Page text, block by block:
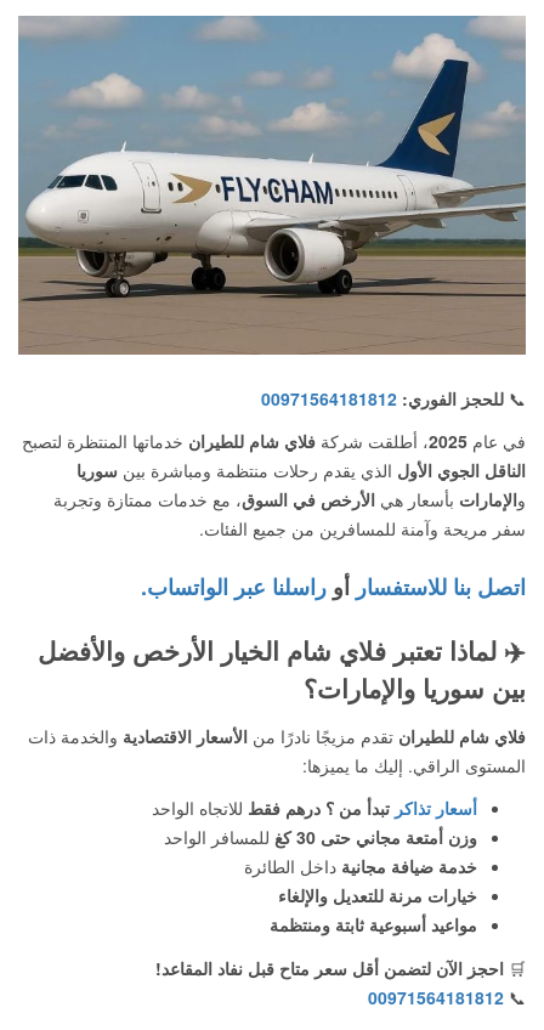
📞 للحجز الفوري: 00971564181812
في عام 2025، أطلقت شركة فلاي شام للطيران خدماتها المنتظرة لتصبح
الناقل الجوي الأول الذي يقدم رحلات منتظمة ومباشرة بين سوريا
والإمارات بأسعار هي الأرخص في السوق، مع خدمات ممتازة وتجربة
سفر مريحة وآمنة للمسافرين من جميع الفئات.
اتصل بنا للاستفسار أو راسلنا عبر الواتساب.
✈️ لماذا تعتبر فلاي شام الخيار الأرخص والأفضل
بين سوريا والإمارات؟
فلاي شام للطيران تقدم مزيجًا نادرًا من الأسعار الاقتصادية والخدمة ذات
المستوى الراقي. إليك ما يميزها:
أسعار تذاكر تبدأ من ؟ درهم فقط للاتجاه الواحد
وزن أمتعة مجاني حتى 30 كغ
للمسافر الواحد
خدمة ضيافة مجانية داخل الطائرة
خيارات مرنة للتعديل والإلغاء
مواعيد أسبوعية ثابتة ومنتظمة
🛒 احجز الآن لتضمن أقل سعر متاح قبل نفاد المقاعد!
📞
00971564181812